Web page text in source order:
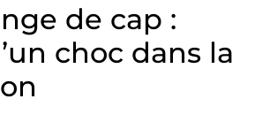
de cap :
choc dans la